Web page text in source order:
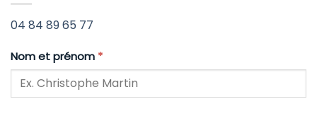
04 84 89 65 77
Nom et prénom *